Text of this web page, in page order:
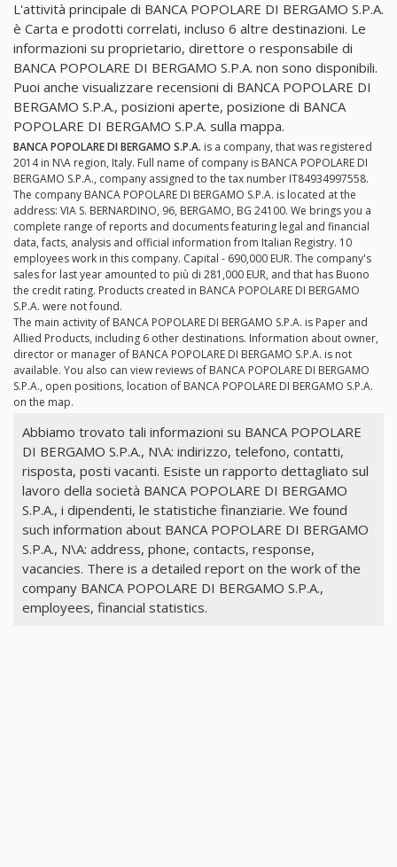
L'attività principale di BANCA POPOLARE DI BERGAMO S.P.A.
è Carta e prodotti correlati, incluso 6 altre destinazioni. Le
informazioni su proprietario, direttore o responsabile di
BANCA POPOLARE DI BERGAMO S.P.A. non sono disponibili.
Puoi anche visualizzare recensioni di BANCA POPOLARE DI
BERGAMO S.P.A., posizioni aperte, posizione di BANCA
POPOLARE DI BERGAMO S.P.A. sulla mappa.
BANCA POPOLARE DI BERGAMO S.P.A. is a company, that was registered
2014 in N\A region, Italy. Full name of company is BANCA POPOLARE DI
BERGAMO S.P.A., company assigned to the tax number IT84934997558.
The company BANCA POPOLARE DI BERGAMO S.P.A. is located at the
address: VIA S. BERNARDINO, 96, BERGAMO, BG 24100. We brings you a
complete range of reports and documents featuring legal and financial
data, facts, analysis and official information from Italian Registry. 10
employees work in this company. Capital - 690,000 EUR. The company's
sales for last year amounted to più di 281,000 EUR, and that has Buono
the credit rating. Products created in BANCA POPOLARE DI BERGAMO
S.P.A. were not found.
The main activity of BANCA POPOLARE DI BERGAMO S.P.A. is Paper and
Allied Products, including 6 other destinations. Information about owner,
director or manager of BANCA POPOLARE DI BERGAMO S.P.A. is not
available. You also can view reviews of BANCA POPOLARE DI BERGAMO
S.P.A., open positions, location of BANCA POPOLARE DI BERGAMO S.P.A.
on the map.
Abbiamo trovato tali informazioni su BANCA POPOLARE
DI BERGAMO S.P.A., N\A: indirizzo, telefono, contatti,
risposta, posti vacanti. Esiste un rapporto dettagliato sul
lavoro della società BANCA POPOLARE DI BERGAMO
S.P.A., i dipendenti, le statistiche finanziarie. We found
such information about BANCA POPOLARE DI BERGAMO
S.P.A., N\A: address, phone, contacts, response,
vacancies. There is a detailed report on the work of the
company BANCA POPOLARE DI BERGAMO S.P.A.,
employees, financial statistics.